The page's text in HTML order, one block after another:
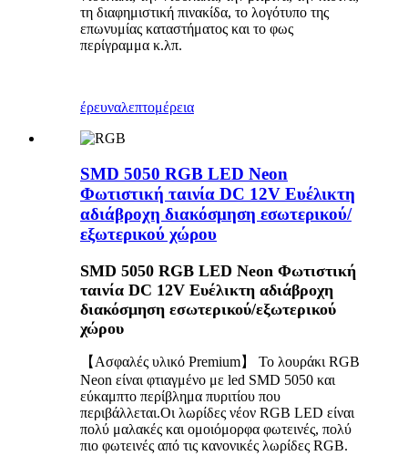
τη διαφημιστική πινακίδα, το λογότυπο της
επωνυμίας καταστήματος και το φως
περίγραμμα κ.λπ.
έρευναλεπτομέρεια
SMD 5050 RGB LED Neon
Φωτιστική ταινία DC 12V Ευέλικτη
αδιάβροχη διακόσμηση εσωτερικού/
εξωτερικού χώρου
SMD 5050 RGB LED Neon Φωτιστική
ταινία DC 12V Ευέλικτη αδιάβροχη
διακόσμηση εσωτερικού/εξωτερικού
χώρου
【Ασφαλές υλικό Premium】 Το λουράκι RGB
Neon είναι φτιαγμένο με led SMD 5050 και
εύκαμπτο περίβλημα πυριτίου που
περιβάλλεται.Οι λωρίδες νέον RGB LED είναι
πολύ μαλακές και ομοιόμορφα φωτεινές, πολύ
πιο φωτεινές από τις κανονικές λωρίδες RGB.